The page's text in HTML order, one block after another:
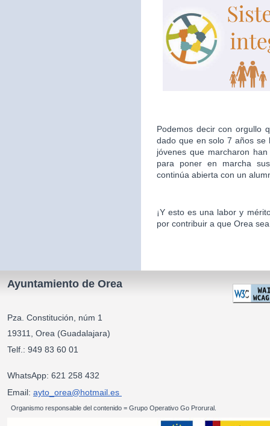
Podemos decir con orgullo
dado que en solo 7 años se
jóvenes que marcharon
para poner en marcha
continúa abierta con un
¡Y esto es una labor y
por contribuir a que Orea
Ayuntamiento de Orea
Pza. Constitución, núm 1
19311, Orea (Guadalajara)
Telf.: 949 83 60 01
WhatsApp: 621 258 432
Email: ayto_orea@hotmail.es
Organismo responsable del contenido = Grupo Operativo Go Prorural.